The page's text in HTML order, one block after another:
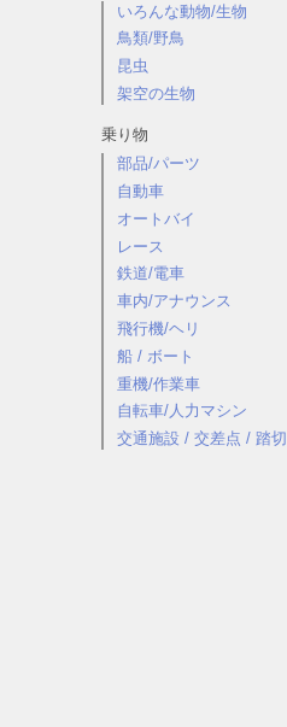
いろんな動物/生物
鳥類/野鳥
昆虫
架空の生物
乗り物
部品/パーツ
自動車
オートバイ
レース
鉄道/電車
車内/アナウンス
飛行機/ヘリ
船 / ボート
重機/作業車
自転車/人力マシン
交通施設 / 交差点 / 踏切